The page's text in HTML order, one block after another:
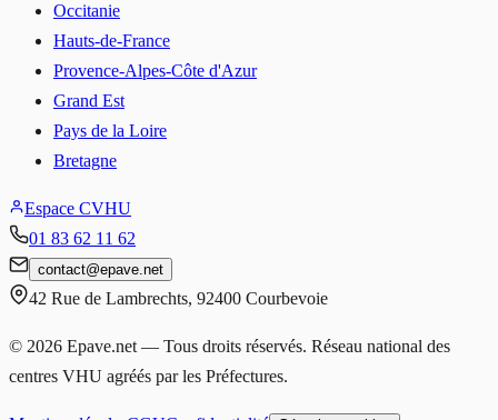
Occitanie
Hauts-de-France
Provence-Alpes-Côte d'Azur
Grand Est
Pays de la Loire
Bretagne
Espace CVHU
01 83 62 11 62
contact@epave.net
42 Rue de Lambrechts, 92400 Courbevoie
© 2026 Epave.net — Tous droits réservés. Réseau national des
centres VHU agréés par les Préfectures.